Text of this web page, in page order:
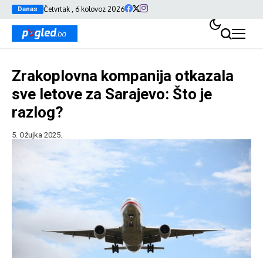
Danas Četvrtak , 6 kolovoz 2026
Zrakoplovna kompanija otkazala
sve letove za Sarajevo: Što je
razlog?
5. Ožujka 2025.